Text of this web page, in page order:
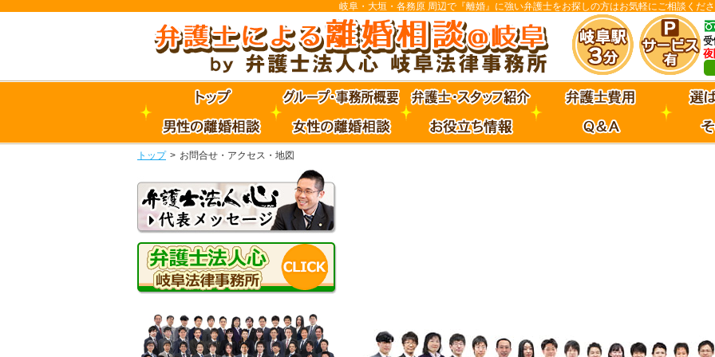
岐阜・大垣・各務原 周辺で『離婚』に強い弁護士をお探しの方はお気軽にご相談くだ
トップ > お問合せ・アクセス・地図